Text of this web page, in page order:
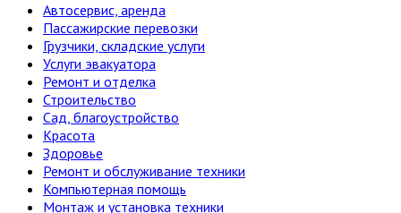
Автосервис, аренда
Пассажирские перевозки
Грузчики, складские услуги
Услуги эвакуатора
Ремонт и отделка
Строительство
Сад, благоустройство
Красота
Здоровье
Ремонт и обслуживание техники
Компьютерная помощь
Монтаж и установка техники